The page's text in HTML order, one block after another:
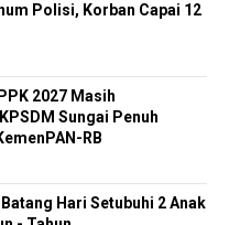
Polisi, Korban Capai 12
2027 Masih
Sungai Penuh
RB
Batang Hari Setubuhi 2 Anak